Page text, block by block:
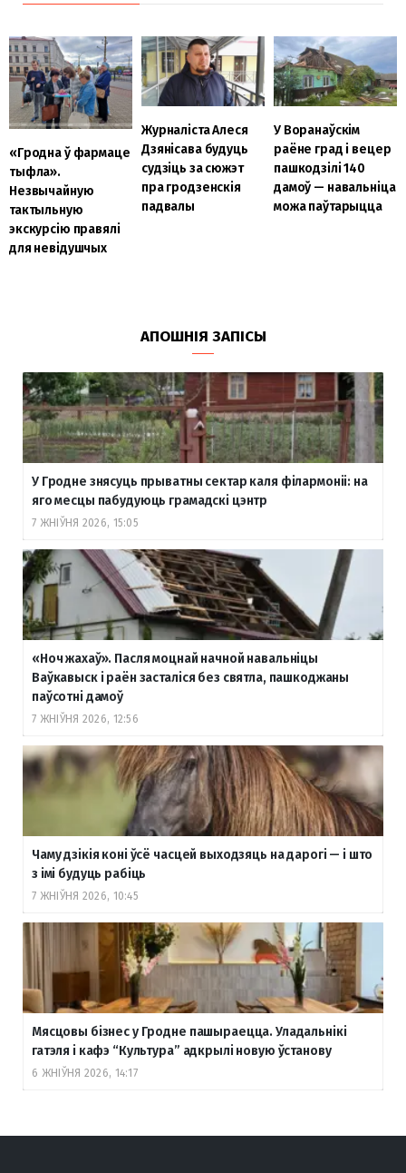
«Гродна ў фармаце
тыфла».
Незвычайную
тактыльную
экскурсію правялі
для невідушчых
Журналіста Алеся
Дзянісава будуць
судзіць за сюжэт
пра гродзенскія
падвалы
У Воранаўскім
раёне град і вецер
пашкодзілі 140
дамоў — навальніца
можа паўтарыцца
АПОШНІЯ ЗАПІСЫ
У Гродне знясуць прыватны сектар каля філармоніі: на
яго месцы пабудуюць грамадскі цэнтр
7 ЖНІЎНЯ 2026, 15:05
«Ноч жахаў». Пасля моцнай начной навальніцы
Ваўкавыск і раён засталіся без святла, пашкоджаны
паўсотні дамоў
7 ЖНІЎНЯ 2026, 12:56
Чаму дзікія коні ўсё часцей выходзяць на дарогі — і што
з імі будуць рабіць
7 ЖНІЎНЯ 2026, 10:45
Мясцовы бізнес у Гродне пашыраецца. Уладальнікі
гатэля і кафэ “Культура” адкрылі новую ўстанову
6 ЖНІЎНЯ 2026, 14:17